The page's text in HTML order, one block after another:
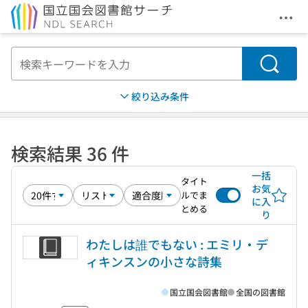
メ
検索
絞り込み条件
検索結果 36 件
タイト
ルでま
とめる
一括
お気
に入
り
わたしは誰でもない : エミリ・デ
ィキンスンの小さな詩集
国立国会図書館 全国の図書館